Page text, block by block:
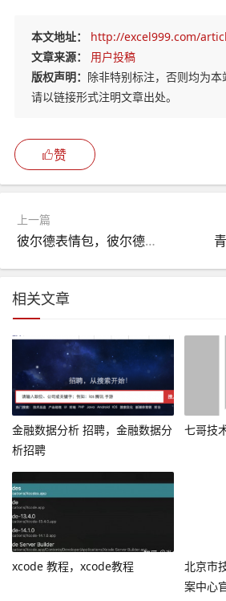
本文地址：
http://excel999.com/
文章来源：
用户投稿
版权声明： 除非特别标注，否则均为
请以链接形式注明文章出处。
赞
上一篇
彼尔德表情包，彼尔德表情包大全
相关文章
金融数据分析 招聘，金融数据分
析招聘
七哥技
xcode 教程，xcode教程
北京市
案中心